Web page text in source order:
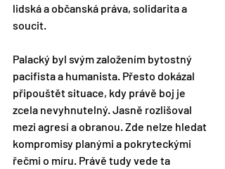
lidská a občanská práva, solidarita a
soucit.
Palacký byl svým založením bytostný
pacifista a humanista. Přesto dokázal
připouštět situace, kdy právě boj je
zcela nevyhnutelný. Jasně rozlišoval
mezi agresí a obranou. Zde nelze hledat
kompromisy planými a pokryteckými
řečmi o míru. Právě tudy vede ta